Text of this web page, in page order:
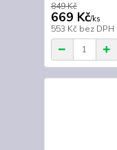
849 Kč
669 Kč/ks
553 Kč bez DPH